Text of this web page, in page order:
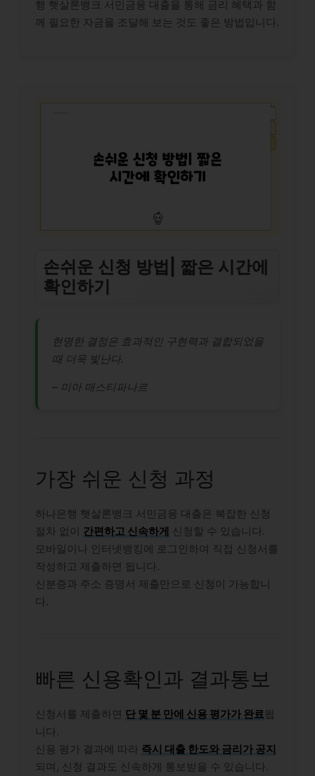
행 햇살론뱅크 서민금융 대출을 통해 금리 혜택과 함
께 필요한 자금을 조달해 보는 것도 좋은 방법입니다.
손쉬운 신청 방법| 짧은 시간에
확인하기
현명한 결정은 효과적인 구현력과 결합되었을
때 더욱 빛난다.
– 미아 매스티파나르
가장 쉬운 신청 과정
하나은행 햇살론뱅크 서민금융 대출은 복잡한 신청
절차 없이 간편하고 신속하게 신청할 수 있습니다.
모바일이나 인터넷뱅킹에 로그인하여 직접 신청서를
작성하고 제출하면 됩니다.
신분증과 주소 증명서 제출만으로 신청이 가능합니
다.
빠른 신용확인과 결과통보
신청서를 제출하면 단 몇 분 만에 신용 평가가 완료 됩
니다.
신용 평가 결과에 따라 즉시 대출 한도와 금리가 공지
되며, 신청 결과도 신속하게 통보받을 수 있습니다.